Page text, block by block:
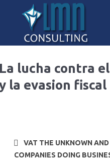
lucha contra
la evasion fiscal
VAT THE UNKNOWN
COMPANIES DOING